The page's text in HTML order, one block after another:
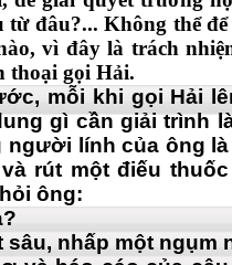
từ đâu?... Không thể
vì đây là trách
thoại gọi Hải.
mỗi khi gọi Hải
gì cần giải trình
người lính của ông
rút một điếu
ông:
nhấp một ngụm